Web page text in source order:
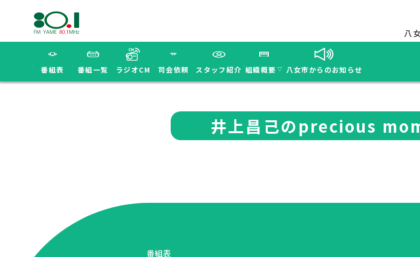
八
番組表 番組一覧 ラジオCM 司会依頼 スタッフ紹介 組織概要 ▽ 八女市からのお知らせ
井上昌己のprecious
番組表